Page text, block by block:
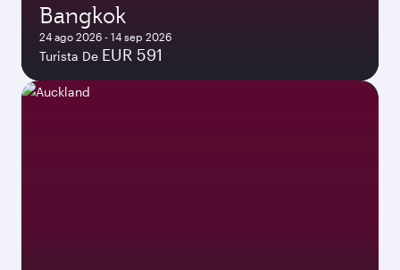
Bangkok
24 ago 2026 - 14 sep 2026
Turista De EUR 591